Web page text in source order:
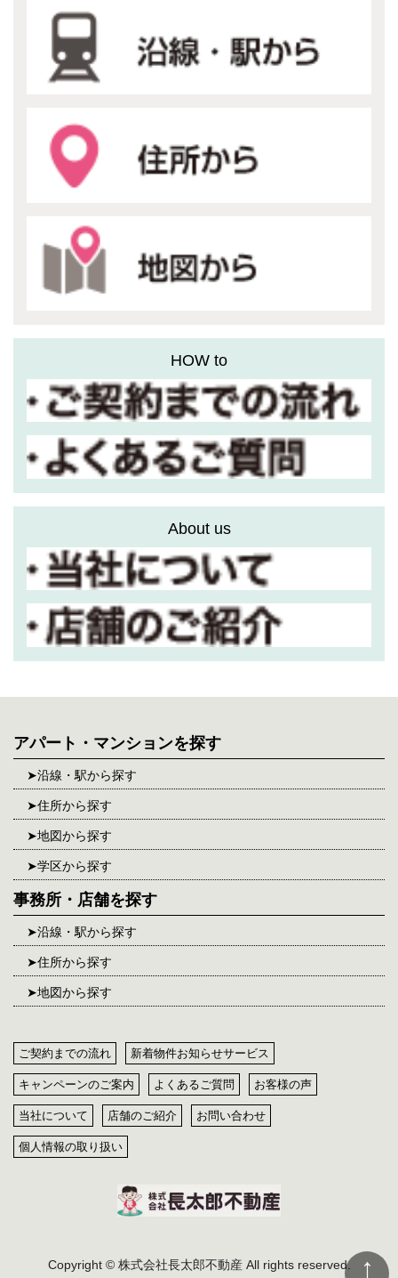
HOW to
About us
アパート・マンションを探す
沿線・駅から探す
住所から探す
地図から探す
学区から探す
事務所・店舗を探す
沿線・駅から探す
住所から探す
地図から探す
ご契約までの流れ 新着物件お知らせサービス
キャンペーンのご案内 よくあるご質問 お客様の声
当社について 店舗のご紹介 お問い合わせ
個人情報の取り扱い
Copyright © 株式会社長太郎不動産 All rights reserved.